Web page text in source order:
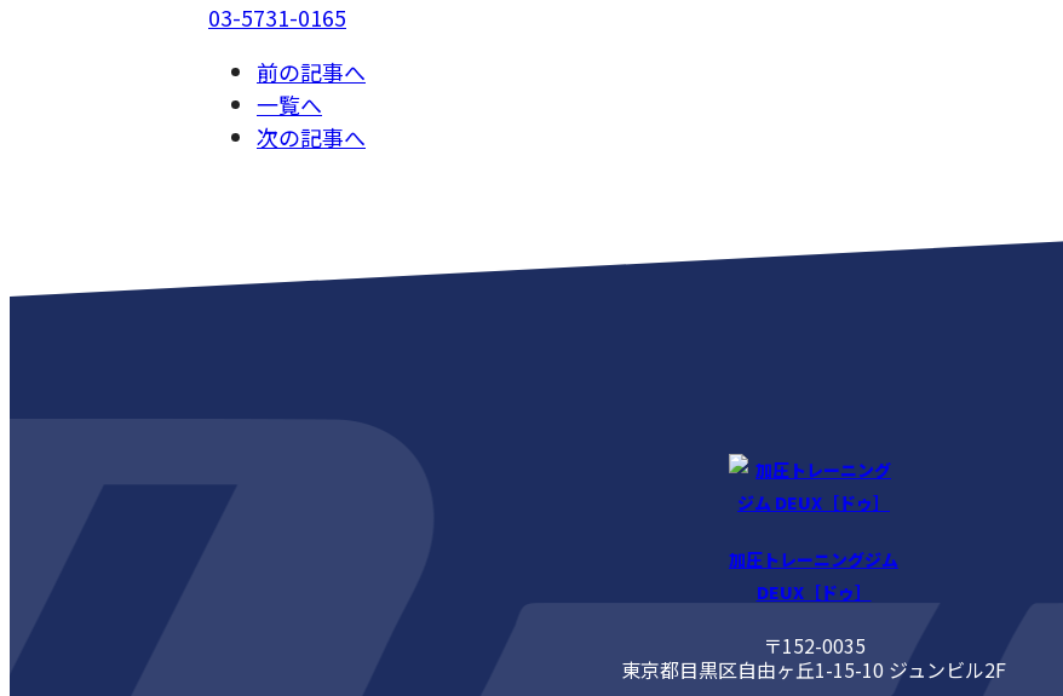
03-5731-0165
前の記事へ
一覧へ
次の記事へ
加圧トレーニングジム
DEUX［ドゥ］
〒152-0035
東京都目黒区自由ヶ丘1-15-10 ジュンビル2F